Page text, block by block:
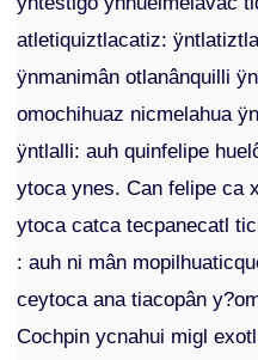
atletiquiztlacatiz:
ÿnmanimân otlanânquilli
omochihuaz nicmelahua
ÿntlalli: auh quinfelipe
ytoca ynes. Can felipe ca
ytoca catca tecpanecatl
: auh ni mân
ceytoca ana tiacopân
Cochpin ycnahui migl